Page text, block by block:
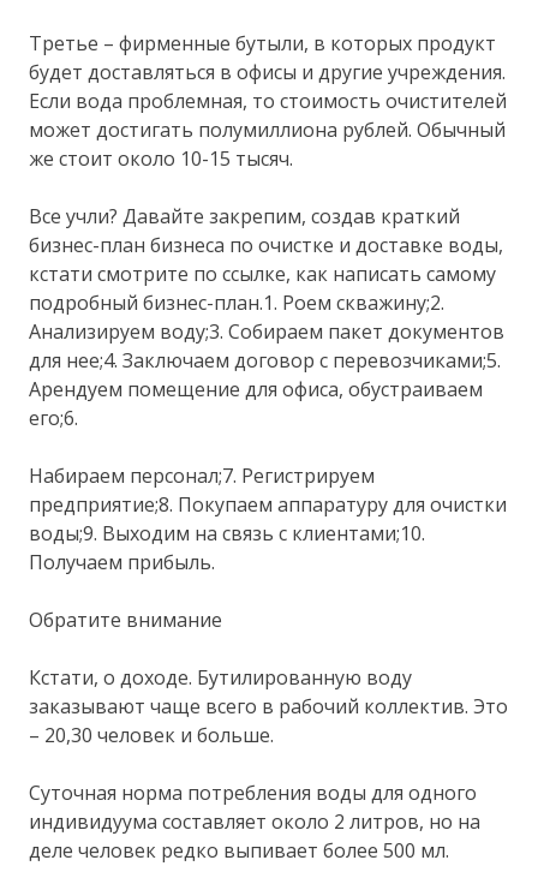
Третье – фирменные бутыли, в которых продукт
будет доставляться в офисы и другие учреждения.
Если вода проблемная, то стоимость очистителей
может достигать полумиллиона рублей. Обычный
же стоит около 10-15 тысяч.
Все учли? Давайте закрепим, создав краткий
бизнес-план бизнеса по очистке и доставке воды,
кстати смотрите по ссылке, как написать самому
подробный бизнес-план.1. Роем скважину;2.
Анализируем воду;3. Собираем пакет документов
для нее;4. Заключаем договор с перевозчиками;5.
Арендуем помещение для офиса, обустраиваем
его;6.
Набираем персонал;7. Регистрируем
предприятие;8. Покупаем аппаратуру для очистки
воды;9. Выходим на связь с клиентами;10.
Получаем прибыль.
Обратите внимание
Кстати, о доходе. Бутилированную воду
заказывают чаще всего в рабочий коллектив. Это
– 20,30 человек и больше.
Суточная норма потребления воды для одного
индивидуума составляет около 2 литров, но на
деле человек редко выпивает более 500 мл.